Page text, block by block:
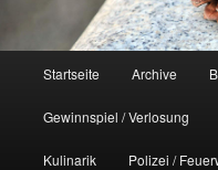
Startseite Archive
Gewinnspiel / Verlosung
Kulinarik Polizei /